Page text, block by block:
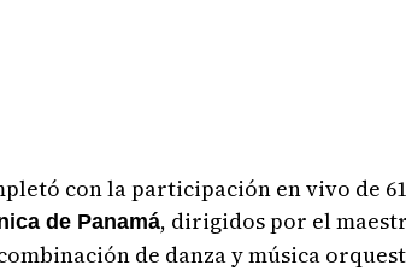
con la participación en vivo de 61
de Panamá, dirigidos por el
de danza y música